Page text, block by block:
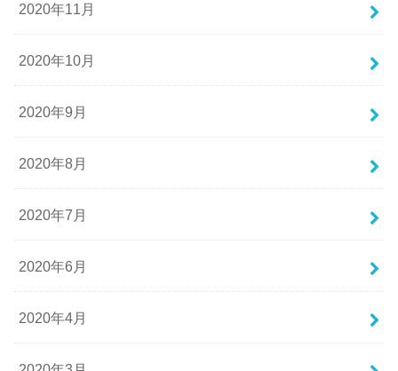
2020年11月
2020年10月
2020年9月
2020年8月
2020年7月
2020年6月
2020年4月